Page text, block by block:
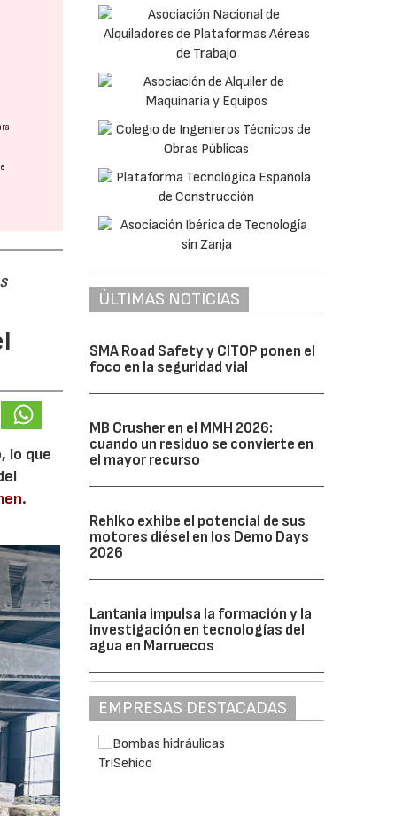
lo que
.
ÚLTIMAS NOTICIAS
SMA Road Safety y CITOP ponen el
foco en la seguridad vial
MB Crusher en el MMH 2026:
cuando un residuo se convierte en
el mayor recurso
Rehlko exhibe el potencial de sus
motores diésel en los Demo Days
2026
Lantania impulsa la formación y la
investigación en tecnologías del
agua en Marruecos
EMPRESAS DESTACADAS